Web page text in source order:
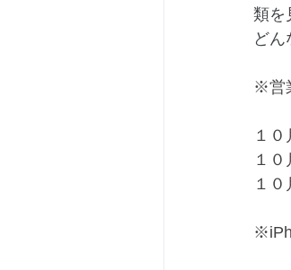
類を
どん
※営
１
１
１